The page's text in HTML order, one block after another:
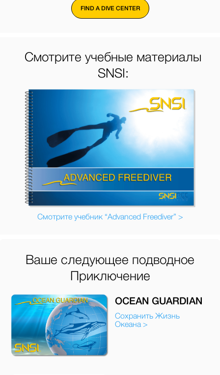
FIND A DIVE CENTER
Смотрите учебные материалы
SNSI:
Смотрите учебник “Advanced Freediver” >
Ваше следующее подводное
Приключение
OCEAN GUARDIAN
Сохранить Жизнь
Океана >